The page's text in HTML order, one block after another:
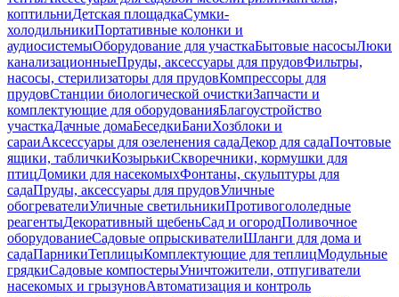
коптильниДетская площадкаСумки-
холодильникиПортативные колонки и
аудиосистемыОборудование для участкаБытовые насосыЛюки
канализационныеПруды, аксессуары для прудовФильтры,
насосы, стерилизаторы для прудовКомпрессоры для
прудовСтанции биологической очисткиЗапчасти и
комплектующие для оборудованияБлагоустройство
участкаДачные домаБеседкиБаниХозблоки и
сараиАксессуары для озеленения садаДекор для садаПочтовые
ящики, табличкиКозырькиСкворечники, кормушки для
птицДомики для насекомыхФонтаны, скульптуры для
садаПруды, аксессуары для прудовУличные
обогревателиУличные светильникиПротивогололедные
реагентыДекоративный щебеньСад и огородПоливочное
оборудованиеСадовые опрыскивателиШланги для дома и
садаПарникиТеплицыКомплектующие для теплицМодульные
грядкиСадовые компостерыУничтожители, отпугиватели
насекомых и грызуновАвтоматизация и контроль